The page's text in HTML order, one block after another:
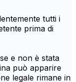
tutti i
prima di
e non è stata
può apparire
legale rimane in